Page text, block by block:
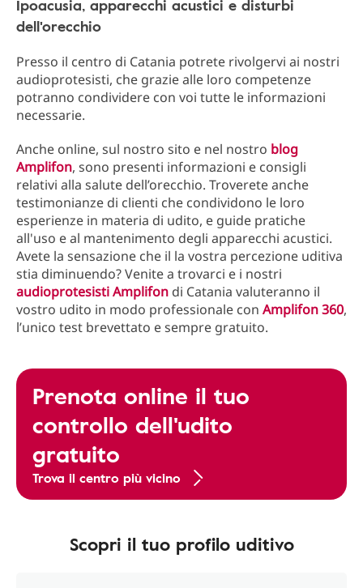
Ipoacusia, apparecchi acustici e disturbi
dell'orecchio
Presso il centro di Catania potrete rivolgervi ai nostri
audioprotesisti, che grazie alle loro competenze
potranno condividere con voi tutte le informazioni
necessarie.
Anche online, sul nostro sito e nel nostro blog
Amplifon, sono presenti informazioni e consigli
relativi alla salute dell’orecchio. Troverete anche
testimonianze di clienti che condividono le loro
esperienze in materia di udito, e guide pratiche
all'uso e al mantenimento degli apparecchi acustici.
Avete la sensazione che il la vostra percezione uditiva
stia diminuendo? Venite a trovarci e i nostri
audioprotesisti Amplifon di Catania valuteranno il
vostro udito in modo professionale con Amplifon 360,
l’unico test brevettato e sempre gratuito.
Prenota online il tuo
controllo dell'udito
gratuito
Trova il centro più vicino
Scopri il tuo profilo uditivo